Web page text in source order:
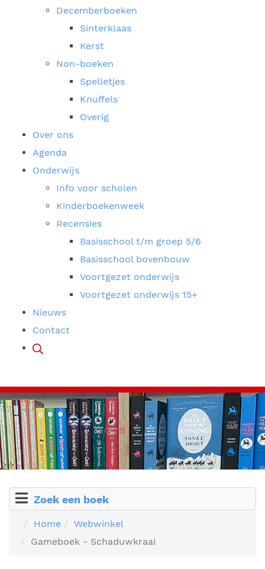
Decemberboeken
Sinterklaas
Kerst
Non-boeken
Spelletjes
Knuffels
Overig
Over ons
Agenda
Onderwijs
Info voor scholen
Kinderboekenweek
Recensies
Basisschool t/m groep 5/6
Basisschool bovenbouw
Voortgezet onderwijs
Voortgezet onderwijs 15+
Nieuws
Contact
Zoek een boek
Home
Webwinkel
Gameboek - Schaduwkraai